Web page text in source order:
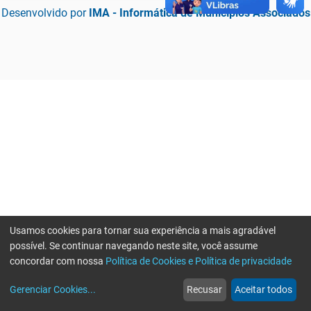
Desenvolvido por IMA - Informática de Municípios Associados
web
Notícias
more_horiz
Mais
Usamos cookies para tornar sua experiência a mais agradável
possível. Se continuar navegando neste site, você assume
concordar com nossa Política de Cookies e Política de privacidade
Gerenciar Cookies... Recusar Aceitar todos
Erro ao enviar informações, por favor tente novamente